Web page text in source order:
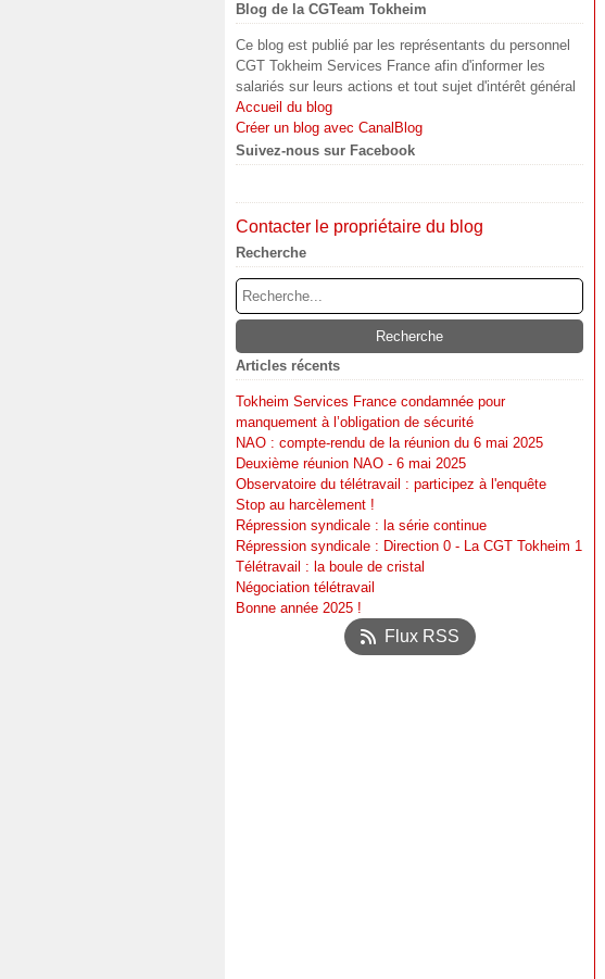
Blog de la CGTeam Tokheim
Ce blog est publié par les représentants du personnel
CGT Tokheim Services France afin d'informer les
salariés sur leurs actions et tout sujet d'intérêt général
Accueil du blog
Créer un blog avec CanalBlog
Suivez-nous sur Facebook
Contacter le propriétaire du blog
Recherche
Articles récents
Tokheim Services France condamnée pour
manquement à l’obligation de sécurité
NAO : compte-rendu de la réunion du 6 mai 2025
Deuxième réunion NAO - 6 mai 2025
Observatoire du télétravail : participez à l'enquête
Stop au harcèlement !
Répression syndicale : la série continue
Répression syndicale : Direction 0 - La CGT Tokheim 1
Télétravail : la boule de cristal
Négociation télétravail
Bonne année 2025 !
Flux RSS